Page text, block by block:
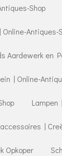
Shop
Antiques-
Aardewerk en
| Online-
Lampen
|
Opkoper